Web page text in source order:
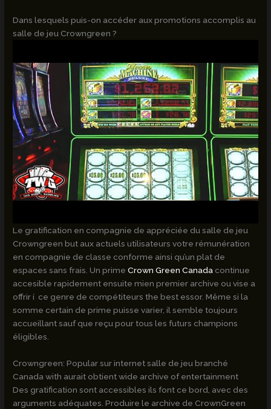
Dans lesquels puis-on accéder aux promotions accomplis au
salle de jeu Crowngreen ?
Le gratification en compagnie de appréciée du salle de jeu
Crowngreen but aux actuels utilisateurs votre rémunération
en compagnie de classe conforme ainsi qu’un plat de
espaces sans frais. Un primeCrown Green Canada continue
accesible rapidement ensuite mien premier archive ou vise a
offrir í ce genre de compétiteurs the best essor. Même si la
somme certain de prime puisse varier, il semble toujours
accueillant sauf que reçu pour tous les futurs champions
éligibles.
Crowngreen: Popular sur internet salle de jeu branché
Canada with aurait obtient wide archive of entertainment
Des gratification sont accessibles ils font ce bord, avec des
arguments adéquates. Produire le archive de CrownGreen